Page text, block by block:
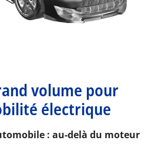
volume pour
électrique
: au-delà du moteur